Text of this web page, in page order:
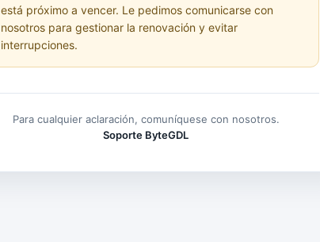
está próximo a vencer. Le pedimos comunicarse con
nosotros para gestionar la renovación y evitar
interrupciones.
Para cualquier aclaración, comuníquese con nosotros.
Soporte ByteGDL